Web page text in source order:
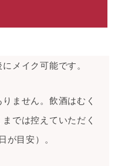
メイク可能です。
ません。飲酒はむく
では控えていただく
が目安）。